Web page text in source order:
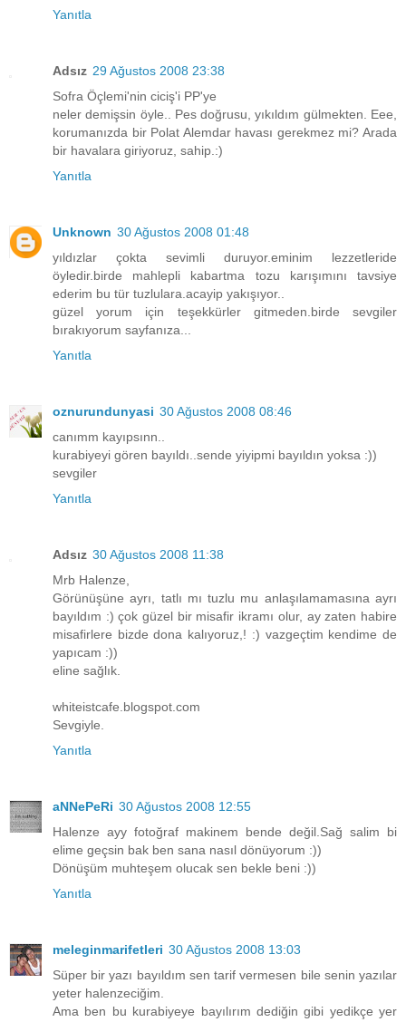
Yanıtla
Adsız 29 Ağustos 2008 23:38
Sofra Öçlemi'nin ciciş'i PP'ye
neler demişsin öyle.. Pes doğrusu, yıkıldım gülmekten. Eee,
korumanızda bir Polat Alemdar havası gerekmez mi? Arada
bir havalara giriyoruz, sahip.:)
Yanıtla
Unknown 30 Ağustos 2008 01:48
yıldızlar çokta sevimli duruyor.eminim lezzetleride
öyledir.birde mahlepli kabartma tozu karışımını tavsiye
ederim bu tür tuzlulara.acayip yakışıyor..
güzel yorum için teşekkürler gitmeden.birde sevgiler
bırakıyorum sayfanıza...
Yanıtla
oznurundunyasi 30 Ağustos 2008 08:46
canımm kayıpsınn..
kurabiyeyi gören bayıldı..sende yiyipmi bayıldın yoksa :))
sevgiler
Yanıtla
Adsız 30 Ağustos 2008 11:38
Mrb Halenze,
Görünüşüne ayrı, tatlı mı tuzlu mu anlaşılamamasına ayrı
bayıldım :) çok güzel bir misafir ikramı olur, ay zaten habire
misafirlere bizde dona kalıyoruz,! :) vazgeçtim kendime de
yapıcam :))
eline sağlık.
whiteistcafe.blogspot.com
Sevgiyle.
Yanıtla
aNNePeRi 30 Ağustos 2008 12:55
Halenze ayy fotoğraf makinem bende değil.Sağ salim bi
elime geçsin bak ben sana nasıl dönüyorum :))
Dönüşüm muhteşem olucak sen bekle beni :))
Yanıtla
meleginmarifetleri 30 Ağustos 2008 13:03
Süper bir yazı bayıldım sen tarif vermesen bile senin yazılar
yeter halenzeciğim.
Ama ben bu kurabiyeye bayılırım dediğin gibi yedikçe yer